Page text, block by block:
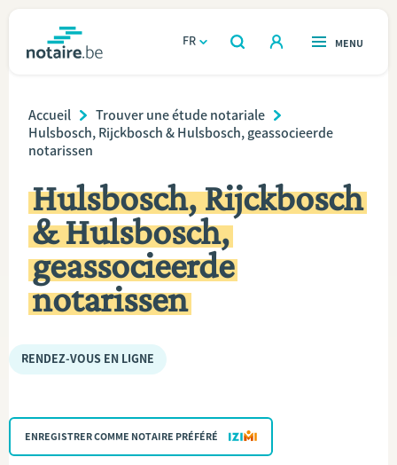
FR
OUVERT
RECHERCHER
OUVERT
MENU
Immobilier
Héritage et donations
Entreprendre
Le notaire
Calculateurs
TROUVER UN NOTAIRE
Breadcrumb
Accueil
Trouver une étude notariale
Hulsbosch, Rijckbosch & Hulsbosch, geassocieerde
notarissen
Hulsbosch, Rijckbosch
& Hulsbosch,
geassocieerde
notarissen
RENDEZ-VOUS EN LIGNE
ENREGISTRER COMME NOTAIRE PRÉFÉRÉ